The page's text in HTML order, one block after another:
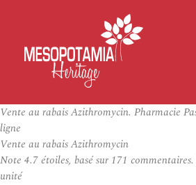
Vente au rabais Azithromycin. Pharmacie
ligne
Vente au rabais Azithromycin
Note 4.7étoiles, basé sur 171 commentaires.
unité